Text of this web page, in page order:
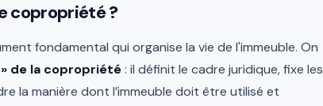
copropriété ?
fondamental qui organise la vie de l'immeuble. On
de la copropriété: il définit le cadre juridique, fixe les
la manière dont l’immeuble doit être utilisé et